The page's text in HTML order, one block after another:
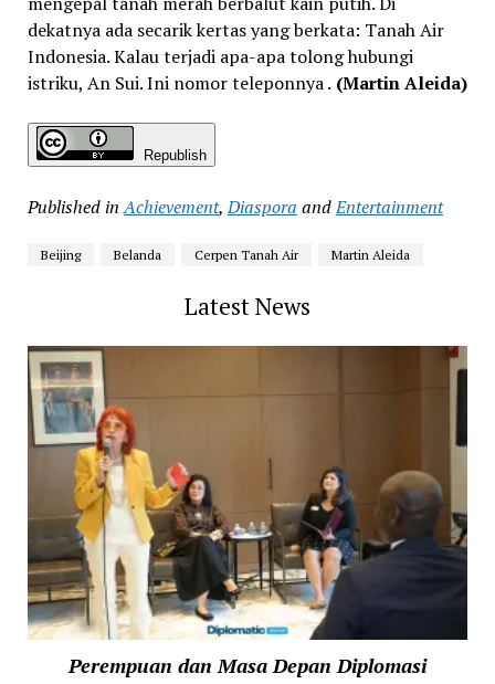
dekatnya ada secarik kertas yang berkata: Tanah Air
Indonesia. Kalau terjadi apa-apa tolong hubungi
istriku, An Sui. Ini nomor teleponnya . (Martin Aleida)
Republish
Published in Achievement,Diaspora andEntertainment
Beijing Belanda Cerpen Tanah Air Martin Aleida
Latest News
Perempuan dan Masa Depan Diplomasi